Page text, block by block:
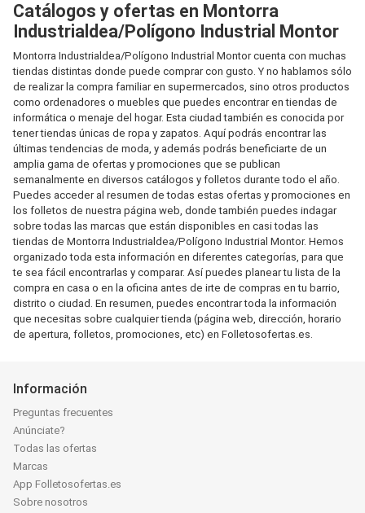
Catálogos y ofertas en Montorra
Industrialdea/Polígono Industrial Montor
Montorra Industrialdea/Polígono Industrial Montor cuenta con muchas
tiendas distintas donde puede comprar con gusto. Y no hablamos sólo
de realizar la compra familiar en supermercados, sino otros productos
como ordenadores o muebles que puedes encontrar en tiendas de
informática o menaje del hogar. Esta ciudad también es conocida por
tener tiendas únicas de ropa y zapatos. Aquí podrás encontrar las
últimas tendencias de moda, y además podrás beneficiarte de un
amplia gama de ofertas y promociones que se publican
semanalmente en diversos catálogos y folletos durante todo el año.
Puedes acceder al resumen de todas estas ofertas y promociones en
los folletos de nuestra página web, donde también puedes indagar
sobre todas las marcas que están disponibles en casi todas las
tiendas de Montorra Industrialdea/Polígono Industrial Montor. Hemos
organizado toda esta información en diferentes categorías, para que
te sea fácil encontrarlas y comparar. Así puedes planear tu lista de la
compra en casa o en la oficina antes de irte de compras en tu barrio,
distrito o ciudad. En resumen, puedes encontrar toda la información
que necesitas sobre cualquier tienda (página web, dirección, horario
de apertura, folletos, promociones, etc) en Folletosofertas.es.
Información
Preguntas frecuentes
Anúnciate?
Todas las ofertas
Marcas
App Folletosofertas.es
Sobre nosotros